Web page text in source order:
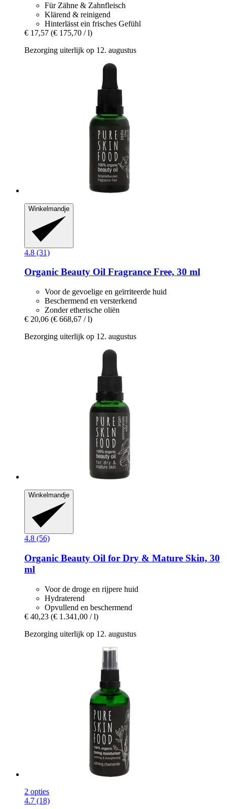
Für Zähne & Zahnfleisch
Klärend & reinigend
Hinterlässt ein frisches Gefühl
€ 17,57 (€ 175,70 / l)
Bezorging uiterlijk op 12. augustus
Winkelmandje
4.8 (31)
Organic Beauty Oil Fragrance Free, 30 ml
Voor de gevoelige en geïrriteerde huid
Beschermend en versterkend
Zonder etherische oliën
€ 20,06 (€ 668,67 / l)
Bezorging uiterlijk op 12. augustus
Winkelmandje
4.8 (56)
Organic Beauty Oil for Dry & Mature Skin, 30
ml
Voor de droge en rijpere huid
Hydraterend
Opvullend en beschermend
€ 40,23 (€ 1.341,00 / l)
Bezorging uiterlijk op 12. augustus
2 opties
4.7 (18)